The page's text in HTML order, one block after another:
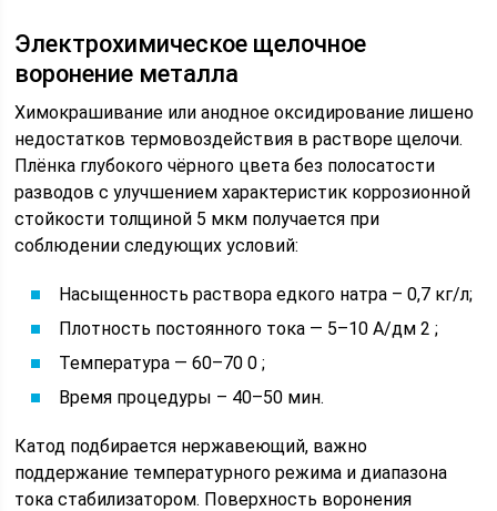
Электрохимическое щелочное
воронение металла
Химокрашивание или анодное оксидирование лишено
недостатков термовоздействия в растворе щелочи.
Плёнка глубокого чёрного цвета без полосатости
разводов с улучшением характеристик коррозионной
стойкости толщиной 5 мкм получается при
соблюдении следующих условий:
Насыщенность раствора едкого натра – 0,7 кг/л;
Плотность постоянного тока — 5–10 А/дм 2 ;
Температура — 60–70 0 ;
Время процедуры – 40–50 мин.
Катод подбирается нержавеющий, важно
поддержание температурного режима и диапазона
тока стабилизатором. Поверхность воронения